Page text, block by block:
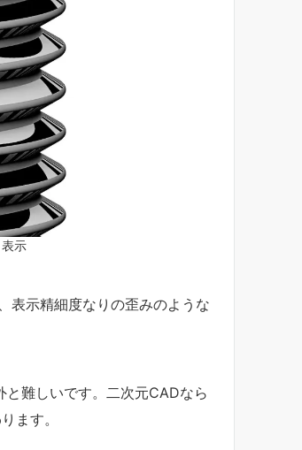
示
表示精細度なりの歪みのような
難しいです。二次元CADなら
ます。